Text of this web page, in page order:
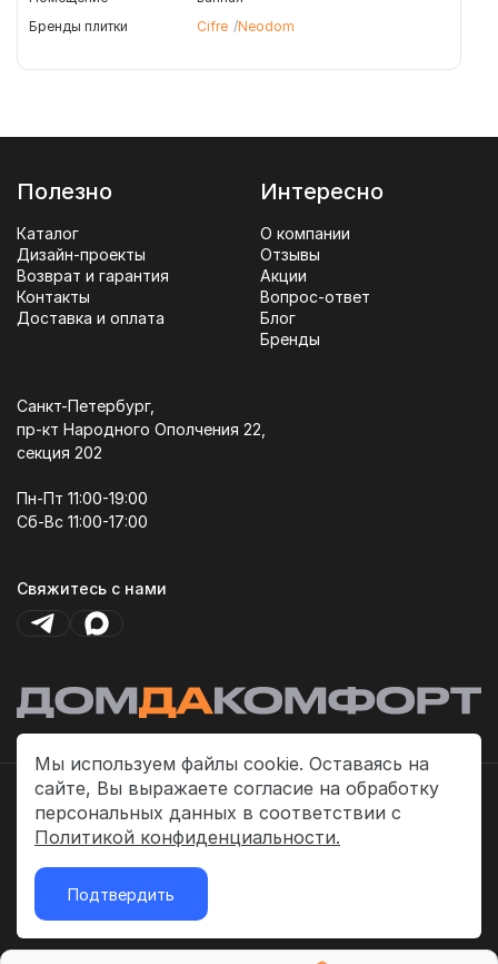
Мы используем файлы cookie. Оставаясь на
сайте, Вы выражаете согласие на обработку
персональных данных в соответствии с
Политикой конфиденциальности.
Подтвердить
Бренды плитки
Cifre Neodom
Полезно
Каталог
Дизайн-проекты
Возврат и гарантия
Контакты
Доставка и оплата
Интересно
О компании
Отзывы
Акции
Вопрос-ответ
Блог
Бренды
Санкт-Петербург,
пр-кт Народного Ополчения 22,
секция 202
Пн-Пт 11:00-19:00
Сб-Вс 11:00-17:00
Свяжитесь с нами
Политика платежей
Политика конфиденциальности
2026 © «ДомДаКомфорт»